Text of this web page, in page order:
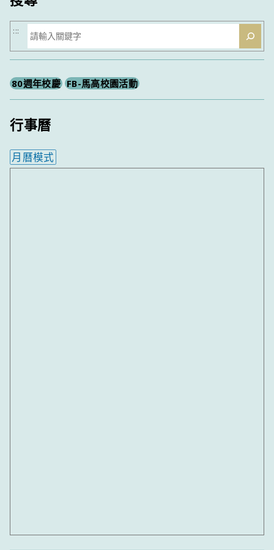
搜
尋
:::
80週年校慶 FB-馬高校園活動
行事曆
月曆模式